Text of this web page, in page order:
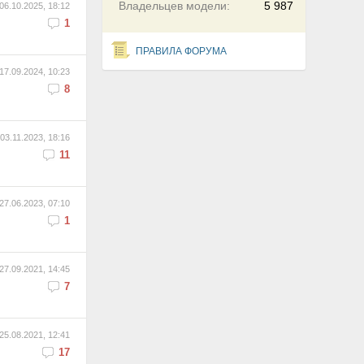
5 987
Владельцев модели:
ПРАВИЛА ФОРУМА
06.10.2025, 18:12
1
17.09.2024, 10:23
8
03.11.2023, 18:16
11
27.06.2023, 07:10
1
27.09.2021, 14:45
7
25.08.2021, 12:41
17